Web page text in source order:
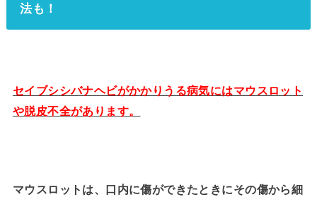
法も！
セイブシシバナヘビがかかりうる病気にはマウスロット
や脱皮不全があります。
マウスロットは、口内に傷ができたときにその傷から細